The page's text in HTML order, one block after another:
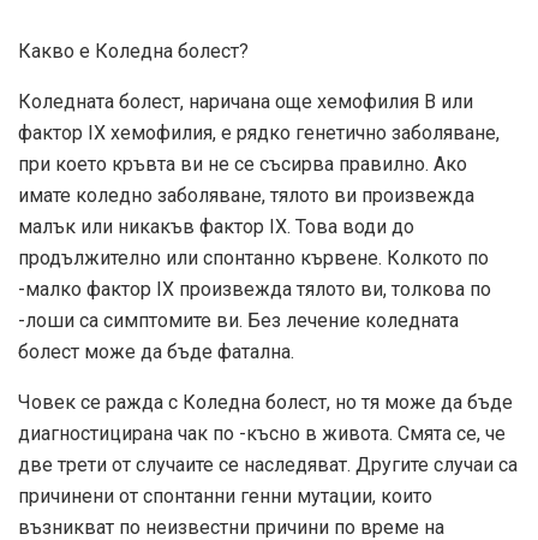
Какво е Коледна болест?
Коледната болест, наричана още хемофилия В или
фактор IX хемофилия, е рядко генетично заболяване,
при което кръвта ви не се съсирва правилно. Ако
имате коледно заболяване, тялото ви произвежда
малък или никакъв фактор IX. Това води до
продължително или спонтанно кървене. Колкото по
-малко фактор IX произвежда тялото ви, толкова по
-лоши са симптомите ви. Без лечение коледната
болест може да бъде фатална.
Човек се ражда с Коледна болест, но тя може да бъде
диагностицирана чак по -късно в живота. Смята се, че
две трети от случаите се наследяват. Другите случаи са
причинени от спонтанни генни мутации, които
възникват по неизвестни причини по време на